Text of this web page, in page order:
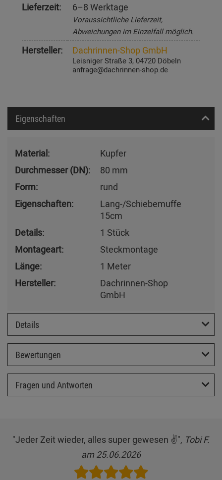
Lieferzeit:
6–8 Werktage
Voraussichtliche Lieferzeit,
Abweichungen im Einzelfall möglich.
Hersteller: Dachrinnen-Shop GmbH
Leisniger Straße 3, 04720 Döbeln
anfrage@dachrinnen-shop.de
Eigenschaften
Material:
Kupfer
Durchmesser (DN):
80 mm
Form:
rund
Eigenschaften:
Lang-/Schiebemuffe
15cm
Details:
1 Stück
Montageart:
Steckmontage
Länge:
1 Meter
Hersteller:
Dachrinnen-Shop
GmbH
Details
Bewertungen
Fragen und Antworten
"Jeder Zeit wieder, alles super gewesen ✌️", Tobi F.
am 25.06.2026